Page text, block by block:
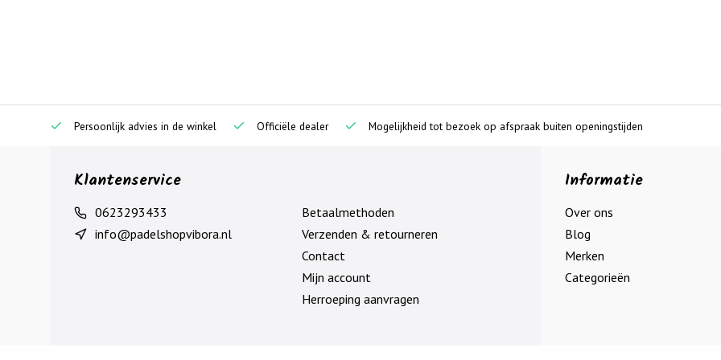
Persoonlijk advies in de winkel Officiële dealer Mogelijkheid tot bezoek op afspraak buiten openingstijden
Klantenservice
0623293433
info@padelshopvibora.nl
Betaalmethoden
Verzenden & retourneren
Contact
Mijn account
Herroeping aanvragen
Informatie
Over ons
Blog
Merken
Categorieën